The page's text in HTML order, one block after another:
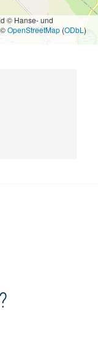
© Hanse- und
OpenStreetMap (ODbL)